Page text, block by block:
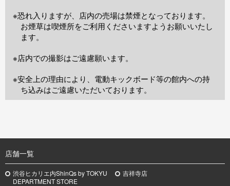
※恐れ入りますが、店内の売場は禁煙となっております。
お煙草は喫煙所をご利用くださいますようお願いいたし
ます。
※店内での撮影はご遠慮願います。
※安全上の理由により、電動キックボード等の館内への持
ち込みはご遠慮いただいております。
店舗一覧
渋谷ヒカリエ内ShinQs by TOKYU
DEPARTMENT STORE
吉祥寺店